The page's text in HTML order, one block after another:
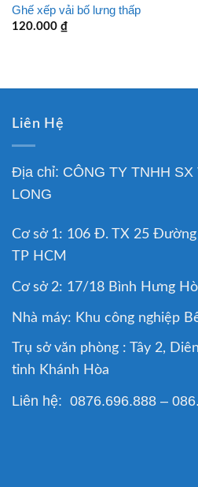
Ghế xếp vải bố lưng thấp
120.000 ₫
Liên Hệ
Địa chỉ: CÔNG TY TNHH SX
LONG
Cơ sở 1: 106 Đ. TX 25 Đường
TP HCM
Cơ sở 2: 17/18 Bình Hưng
Nhà máy: Khu công nghiệp
Trụ sở văn phòng : Tây 2,
tỉnh Khánh Hòa
Liên hệ: 0876.696.888 –